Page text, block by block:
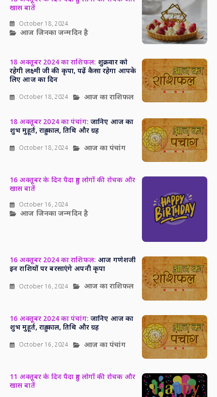
खास बातें
October 18, 2024
आज जिनका जन्मदिन है
18 अक्तूबर 2024 का राशिफल: शुक्रवार को
रहेगी लक्ष्मी जी की कृपा, पढ़ें कैसा रहेगा आपके
लिए आज का दिन
October 18, 2024 आज का राशिफल
18 अक्तूबर 2024 का पंचांग: जानिए आज का
शुभ मुहूर्त, राहु काल, तिथि और ग्रह
October 18, 2024 आज का पंचांग
16 अक्तूबर के दिन पैदा हुए लोगों की रोचक और
खास बातें
October 16, 2024
आज जिनका जन्मदिन है
16 अक्तूबर 2024 का राशिफल: आज गणेशजी
इन राशियों पर बरसाएंगे अपनी कृपा
October 16, 2024 आज का राशिफल
16 अक्तूबर 2024 का पंचांग: जानिए आज का
शुभ मुहूर्त, राहु काल, तिथि और ग्रह
October 16, 2024 आज का पंचांग
11 अक्तूबर के दिन पैदा हुए लोगों की रोचक और
खास बातें